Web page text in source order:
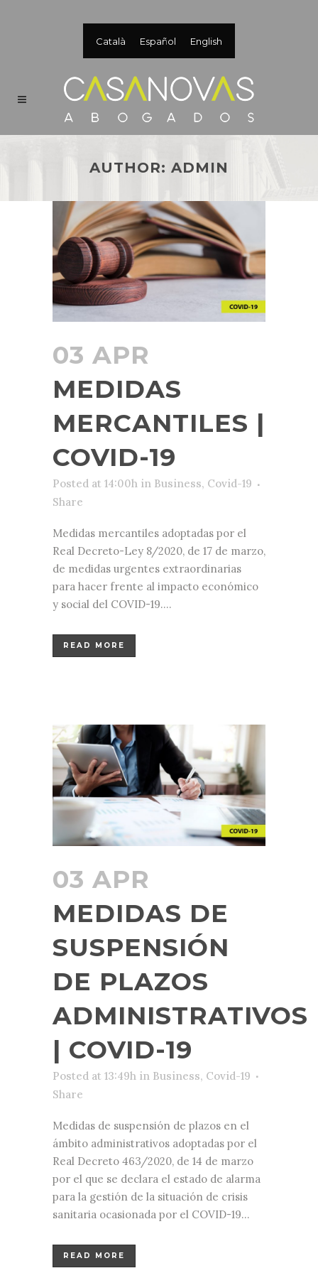
Català Español English
AUTHOR: ADMIN
03 APR
MEDIDAS
MERCANTILES |
COVID-19
Posted at 14:00h in Business, Covid-19
Share
Medidas mercantiles adoptadas por el
Real Decreto-Ley 8/2020, de 17 de marzo,
de medidas urgentes extraordinarias
para hacer frente al impacto económico
y social del COVID-19....
READ MORE
03 APR
MEDIDAS DE
SUSPENSIÓN
DE PLAZOS
ADMINISTRATIVOS
| COVID-19
Posted at 13:49h in Business, Covid-19
Share
Medidas de suspensión de plazos en el
ámbito administrativos adoptadas por el
Real Decreto 463/2020, de 14 de marzo
por el que se declara el estado de alarma
para la gestión de la situación de crisis
sanitaria ocasionada por el COVID-19...
READ MORE